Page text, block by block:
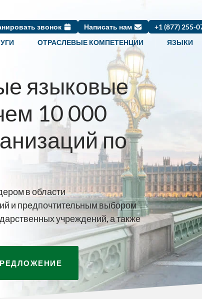
звонок Написать нам +1 (877) 255-
ОТРАСЛЕВЫЕ КОМПЕТЕНЦИИ ЯЗЫКИ
языковые
10 000
по
в области
и предпочтительным выбором
учреждений, а также